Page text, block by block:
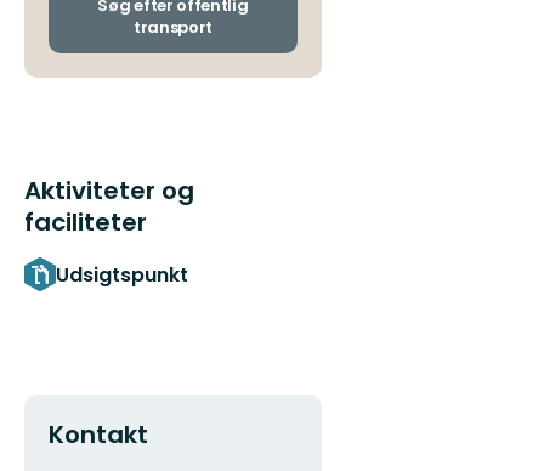
Søg efter offentlig
transport
Aktiviteter og
faciliteter
Udsigtspunkt
Kontakt